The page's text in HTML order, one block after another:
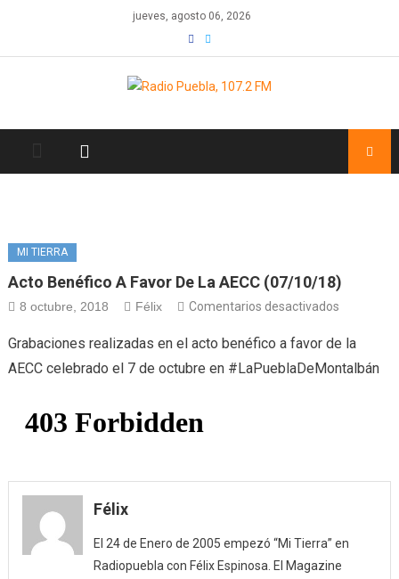
content
jueves, agosto 06, 2026
MI TIERRA
Acto Benéfico A Favor De La AECC (07/10/18)
8 octubre, 2018 Félix Comentarios desactivadosen
benéfico
a
(07/10/
Grabaciones realizadas en el acto benéfico a favor de la
AECC celebrado el 7 de octubre en #LaPueblaDeMontalbán
Félix
El 24 de Enero de 2005 empezó “Mi Tierra” en
Radiopuebla con Félix Espinosa. El Magazine